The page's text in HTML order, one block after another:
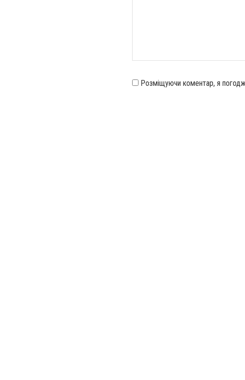
Розміщуючи коментар, я